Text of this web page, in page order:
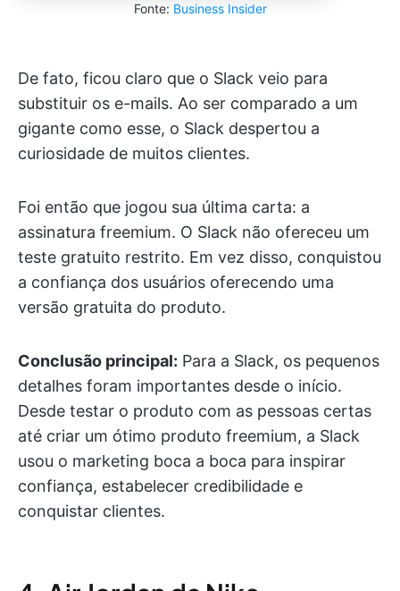
Fonte: Business Insider
De fato, ficou claro que o Slack veio para
substituir os e-mails. Ao ser comparado a um
gigante como esse, o Slack despertou a
curiosidade de muitos clientes.
Foi então que jogou sua última carta: a
assinatura freemium. O Slack não ofereceu um
teste gratuito restrito. Em vez disso, conquistou
a confiança dos usuários oferecendo uma
versão gratuita do produto.
Conclusão principal: Para a Slack, os pequenos
detalhes foram importantes desde o início.
Desde testar o produto com as pessoas certas
até criar um ótimo produto freemium, a Slack
usou o marketing boca a boca para inspirar
confiança, estabelecer credibilidade e
conquistar clientes.